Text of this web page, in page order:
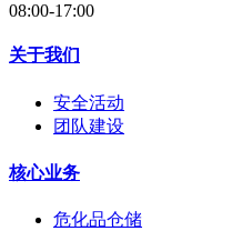
08:00-17:00
关于我们
安全活动
团队建设
核心业务
危化品仓储